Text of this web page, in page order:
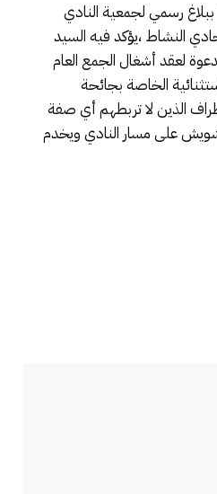
رسمي لجمعية النادي
النشاط ،يؤكد فيه السيد
لعقد أشغال الجمع العام
الخاصة بجائحة
الذين لا تربطهم أي صفة
على مسار النادي ويخدم